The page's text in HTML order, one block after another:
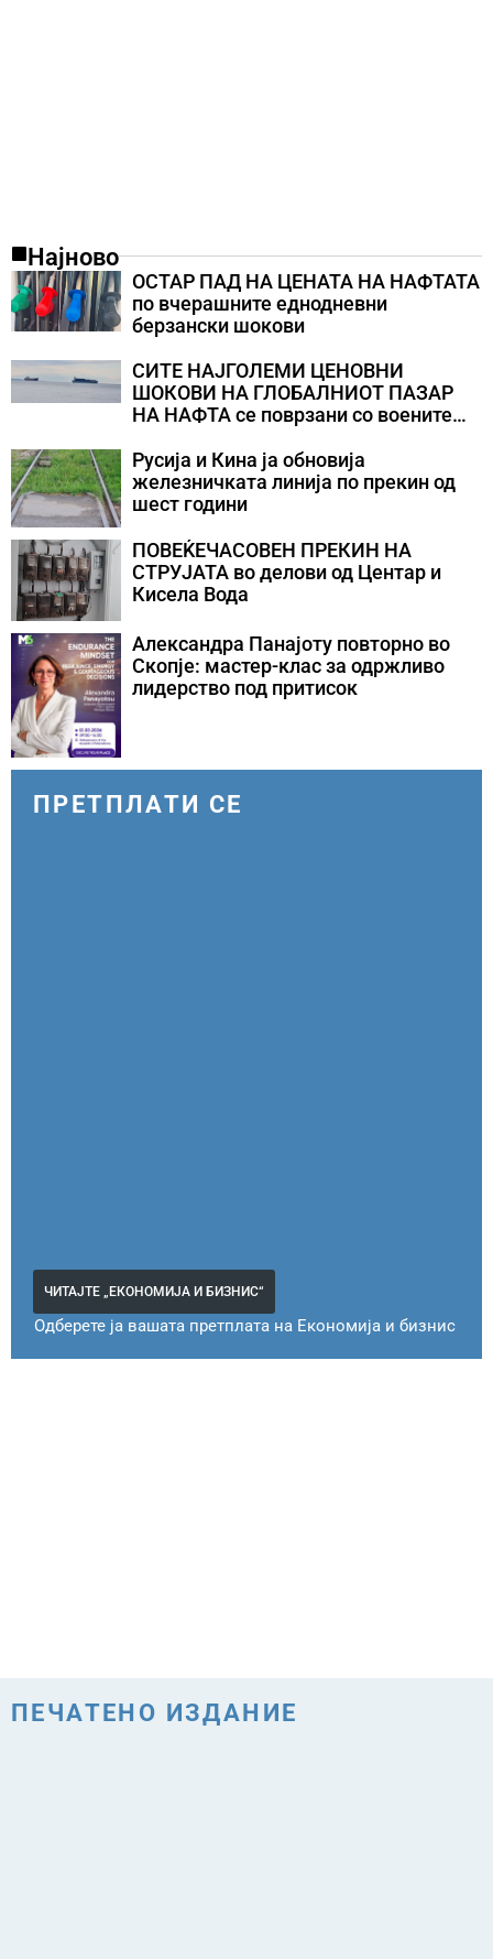
Најново
ОСТАР ПАД НА ЦЕНАТА НА НАФТАТА
по вчерашните еднодневни
берзански шокови
СИТЕ НАЈГОЛЕМИ ЦЕНОВНИ
ШОКОВИ НА ГЛОБАЛНИОТ ПАЗАР
НА НАФТА се поврзани со воените
Русија и Кина ја обновија
железничката линија по прекин од
шест години
ПОВЕЌЕЧАСОВЕН ПРЕКИН НА
СТРУЈАТА во делови од Центар и
Кисела Вода
Александра Панајоту повторно во
Скопје: мастер-клас за одржливо
лидерство под притисок
ПРЕТПЛАТИ СЕ
ЧИТАЈТЕ „ЕКОНОМИЈА И БИЗНИС“
Одберете ја вашата претплата на Економија и бизнис
ПЕЧАТЕНО ИЗДАНИЕ